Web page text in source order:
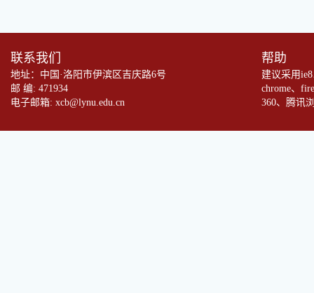
联系我们
地址：中国·洛阳市伊滨区吉庆路6号
邮 编: 471934
电子邮箱: xcb@lynu.edu.cn
帮助
建议采用
chrome、
360、腾讯